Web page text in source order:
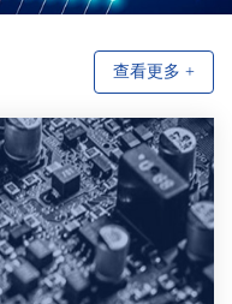
查看更多 +